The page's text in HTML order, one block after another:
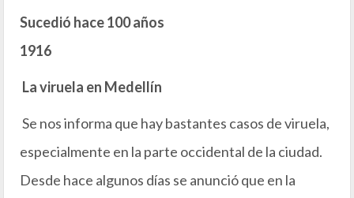
Sucedió hace 100 años
1916
La viruela en Medellín
Se nos informa que hay bastantes casos de viruela,
especialmente en la parte occidental de la ciudad.
Desde hace algunos días se anunció que en la